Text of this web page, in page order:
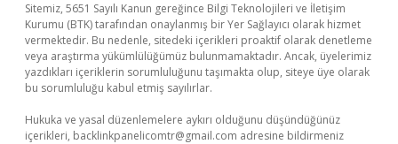
Sitemiz, 5651 Sayılı Kanun gereğince Bilgi Teknolojileri ve İletişim
Kurumu (BTK) tarafından onaylanmış bir Yer Sağlayıcı olarak hizmet
vermektedir. Bu nedenle, sitedeki içerikleri proaktif olarak denetleme
veya araştırma yükümlülüğümüz bulunmamaktadır. Ancak, üyelerimiz
yazdıkları içeriklerin sorumluluğunu taşımakta olup, siteye üye olarak
bu sorumluluğu kabul etmiş sayılırlar.
Hukuka ve yasal düzenlemelere aykırı olduğunu düşündüğünüz
içerikleri, backlinkpanelicomtr@gmail.com adresine bildirmeniz